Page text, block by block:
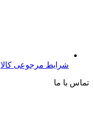
شرایط مرجوعی کالا
تماس با ما